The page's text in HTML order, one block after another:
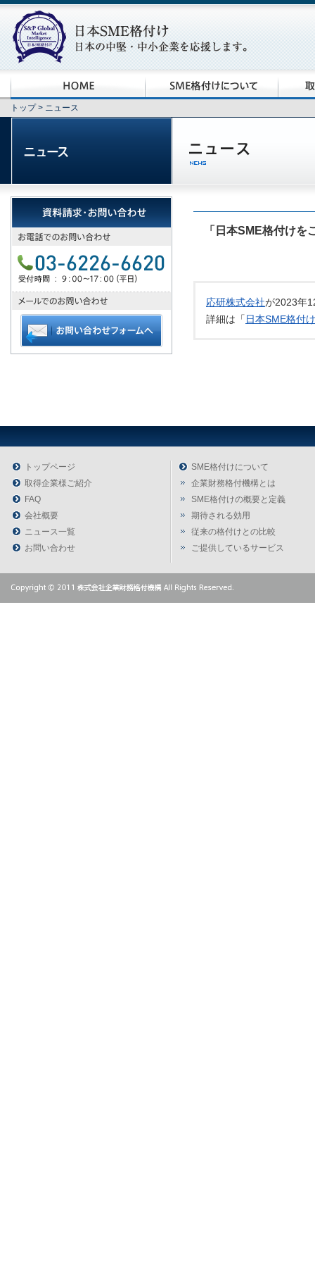
トップ> ニュース
「日本SME格付け
応研株式会社が2023年
詳細は「 日本SME格付
トップページ
取得企業様ご紹介
FAQ
会社概要
ニュース一覧
お問い合わせ
SME格付けについて
企業財務格付機構とは
SME格付けの概要と定義
期待される効用
従来の格付けとの比較
ご提供しているサービス